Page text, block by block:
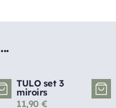
TULO set 3
miroirs
11,90 €